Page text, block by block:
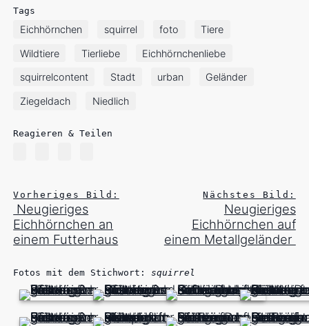
Tags
Eichhörnchen squirrel foto Tiere
Wildtiere Tierliebe Eichhörnchenliebe
squirrelcontent Stadt urban Geländer
Ziegeldach Niedlich
Reagieren & Teilen
Vorheriges Bild:
Neugieriges
Eichhörnchen an
einem Futterhaus
Nächstes Bild:
Neugieriges
Eichhörnchen auf
einem Metallgeländer
Fotos mit dem Stichwort:squirrel